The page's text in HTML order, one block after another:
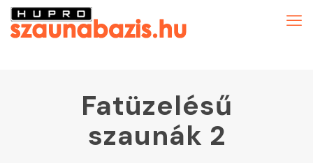
Fatüzelésű
szaunák 2